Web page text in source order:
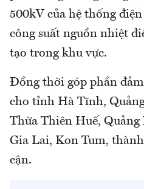
500kV của hệ thống
công suất nguồn nhiệt
tạo trong khu vực.
Đồng thời góp phần
cho tỉnh Hà Tĩnh,
Thừa Thiên Huế, Quảng
Gia Lai, Kon Tum,
cận.